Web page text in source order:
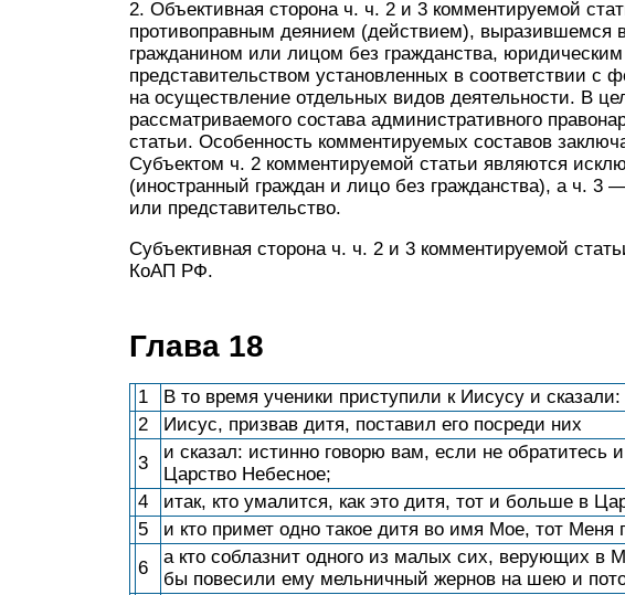
2. Объективная сторона ч. ч. 2 и 3 комментируемой
противоправным деянием (действием), выразившемся
гражданином или лицом без гражданства,
представительством установленных в соответствии с
на осуществление отдельных видов деятельности. В
рассматриваемого состава административного
статьи. Особенность комментируемых составов
Субъектом ч. 2 комментируемой статьи являются
(иностранный граждан и лицо без гражданства), а ч. 3
или представительство.
Субъективная сторона ч. ч. 2 и 3 комментируемой
КоАП РФ.
Глава 18
1
В то время ученики приступили к Иисусу и
2
Иисус, призвав дитя, поставил его посреди них
3
и сказал: истинно говорю вам, если не обратитесь
Царство Небесное;
4
итак, кто умалится, как это дитя, тот и больше в
5
и кто примет одно такое дитя во имя Мое, тот Меня
6
а кто соблазнит одного из малых сих, верующих
бы повесили ему мельничный жернов на шею и